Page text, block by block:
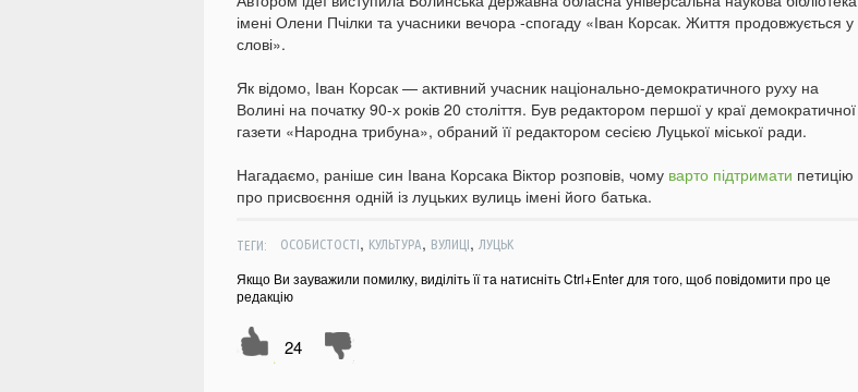
імені Олени Пчілки та учасники вечора -спогаду «Іван Корсак. Життя продовжується у
слові».
Як відомо, Іван Корсак — активний учасник національно-демократичного руху на
Волині на початку 90-х років 20 століття. Був редактором першої у краї демократичної
газети «Народна трибуна», обраний її редактором сесією Луцької міської ради.
Нагадаємо, раніше син Івана Корсака Віктор розповів, чому варто підтримати петицію
про присвоєння одній із луцьких вулиць імені його батька.
ТЕГИ: ОСОБИСТОСТІ, КУЛЬТУРА, ВУЛИЦІ, ЛУЦЬК
Якщо Ви зауважили помилку, виділіть її та натисніть Ctrl+Enter для того, щоб повідомити про це
редакцію
24